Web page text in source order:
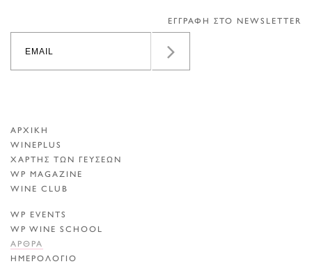
ΕΓΓΡΑΦΗ ΣΤΟ NEWSLETTER
ΑΡΧΙΚΗ
WINEPLUS
ΧΑΡΤΗΣ ΤΩΝ ΓΕΥΣΕΩΝ
WP MAGAZINE
WINE CLUB
WP EVENTS
WP WINE SCHOOL
ΑΡΘΡΑ
ΗΜΕΡΟΛΟΓΙΟ